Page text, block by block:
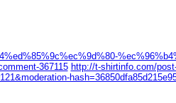
367115 http://t-shirtinfo.com/